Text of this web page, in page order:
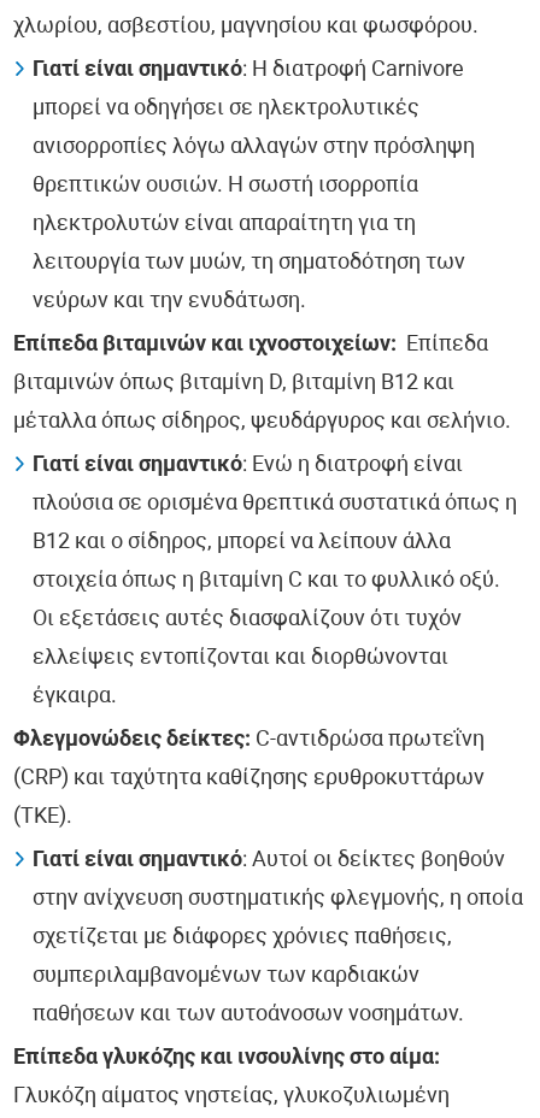
χλωρίου, ασβεστίου, μαγνησίου και φωσφόρου.
Γιατί είναι σημαντικό: Η διατροφή Carnivore
μπορεί να οδηγήσει σε ηλεκτρολυτικές
ανισορροπίες λόγω αλλαγών στην πρόσληψη
θρεπτικών ουσιών. Η σωστή ισορροπία
ηλεκτρολυτών είναι απαραίτητη για τη
λειτουργία των μυών, τη σηματοδότηση των
νεύρων και την ενυδάτωση.
Επίπεδα βιταμινών και ιχνοστοιχείων: Επίπεδα
βιταμινών όπως βιταμίνη D, βιταμίνη Β12 και
μέταλλα όπως σίδηρος, ψευδάργυρος και σελήνιο.
Γιατί είναι σημαντικό: Ενώ η διατροφή είναι
πλούσια σε ορισμένα θρεπτικά συστατικά όπως η
Β12 και ο σίδηρος, μπορεί να λείπουν άλλα
στοιχεία όπως η βιταμίνη C και το φυλλικό οξύ.
Οι εξετάσεις αυτές διασφαλίζουν ότι τυχόν
ελλείψεις εντοπίζονται και διορθώνονται
έγκαιρα.
Φλεγμονώδεις δείκτες: C-αντιδρώσα πρωτεΐνη
(CRP) και ταχύτητα καθίζησης ερυθροκυττάρων
(ΤΚΕ).
Γιατί είναι σημαντικό: Αυτοί οι δείκτες βοηθούν
στην ανίχνευση συστηματικής φλεγμονής, η οποία
σχετίζεται με διάφορες χρόνιες παθήσεις,
συμπεριλαμβανομένων των καρδιακών
παθήσεων και των αυτοάνοσων νοσημάτων.
Επίπεδα γλυκόζης και ινσουλίνης στο αίμα:
Γλυκόζη αίματος νηστείας, γλυκοζυλιωμένη